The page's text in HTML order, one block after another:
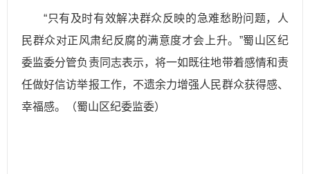
“只有及时有效解决群众反映的急难愁盼问题，人
民群众对正风肃纪反腐的满意度才会上升。”蜀山区纪
委监委分管负责同志表示，将一如既往地带着感情和责
任做好信访举报工作，不遗余力增强人民群众获得感、
幸福感。（蜀山区纪委监委）